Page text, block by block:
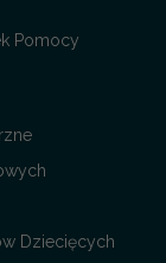
Pomocy
Dziecięcych